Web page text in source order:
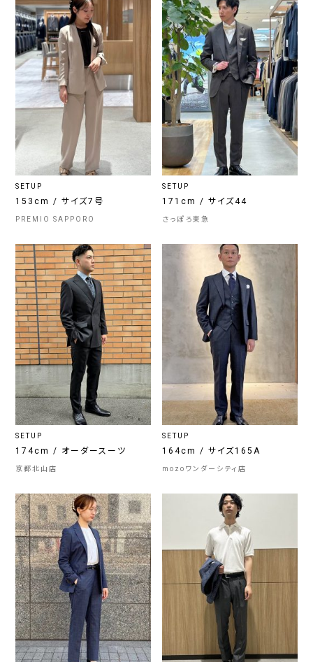
SETUP
153cm / サイズ7号
PREMIO SAPPORO
SETUP
171cm / サイズ44
さっぽろ東急
SETUP
174cm / オーダースーツ
京都北山店
SETUP
164cm / サイズ165A
mozoワンダーシティ店